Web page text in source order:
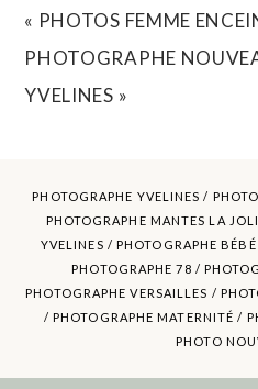
POST COMMENT
« PHOTOS FEMME
PHOTOGRAPHE
YVELINES »
PHOTOGRAPHE YVELINES /
PHOTOGRAPHE MANTES LA
YVELINES / PHOTOGRAPHE
PHOTOGRAPHE 78 /
PHOTOGRAPHE VERSAILLES /
/ PHOTOGRAPHE MATERNITÉ /
PHOTO